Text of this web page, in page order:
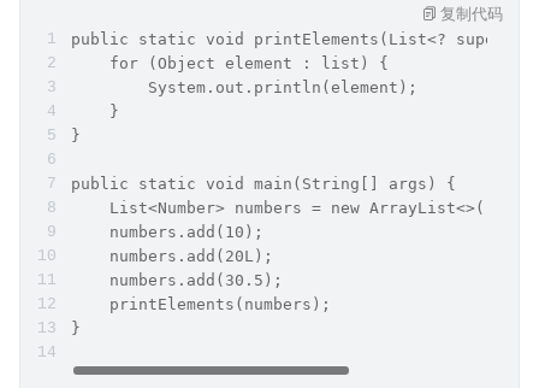
public static void printElements(List<?
    for (Object element : list) {
        System.out.println(element);
    }
}
public static void main(String[] args) {
    List<Number> numbers = new ArrayList<>();
    numbers.add(10);
    numbers.add(20L);
    numbers.add(30.5);
    printElements(numbers);
}
复制代码